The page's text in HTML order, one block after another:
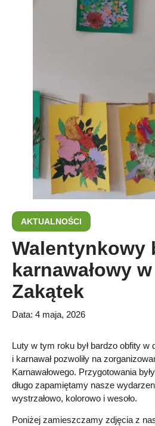
AKTUALNOŚCI
Walentynkowy
karnawałowy
Zakątek
Data: 4 maja, 2026
Luty w tym roku był bardzo obfity w
i karnawał pozwoliły na
Karnawałowego. Przygotowania
długo zapamiętamy nasze
wystrzałowo, kolorowo i wesoło.
Poniżej zamieszczamy zdjęcia z